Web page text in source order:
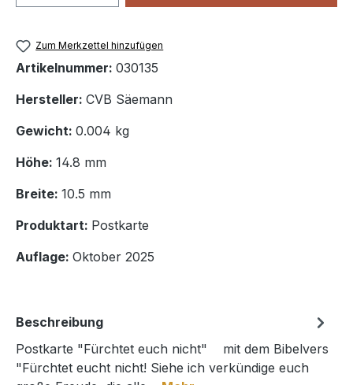
Zum Merkzettel hinzufügen
Artikelnummer: 030135
Hersteller: CVB Säemann
Gewicht: 0.004 kg
Höhe: 14.8 mm
Breite: 10.5 mm
Produktart: Postkarte
Auflage: Oktober 2025
Beschreibung
Postkarte "Fürchtet euch nicht" mit dem Bibelvers
"Fürchtet eucht nicht! Siehe ich verkündige euch